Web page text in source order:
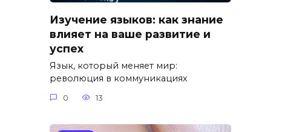
Изучение языков: как знание
влияет на ваше развитие и
успех
Язык, который меняет мир:
революция в коммуникациях
0 13